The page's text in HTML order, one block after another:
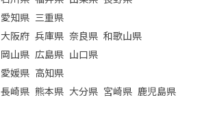
愛知県 三重県
大阪府 兵庫県 奈良県 和歌山県
岡山県 広島県 山口県
愛媛県 高知県
長崎県 熊本県 大分県 宮崎県 鹿児島県